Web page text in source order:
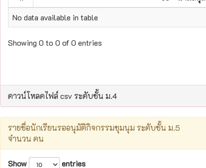
No data available in table
Showing 0 to 0 of 0 entries
ดาวน์โหลดไฟล์ csv ระดับชั้น ม.4
รายชื่อนักเรียนรออนุมัติกิจกรรมชุมนุม ระดับชั้น ม.5
จำนวน คน
Show entries